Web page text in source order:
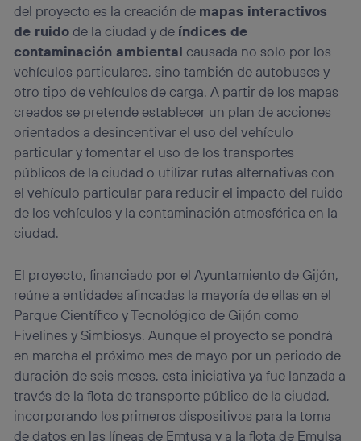
del proyecto es la creación de mapas interactivos
de ruidode la ciudad y de índices de
contaminación ambiental causada no solo por los
vehículos particulares, sino también de autobuses y
otro tipo de vehículos de carga. A partir de los mapas
creados se pretende establecer un plan de acciones
orientados a desincentivar el uso del vehículo
particular y fomentar el uso de los transportes
públicos de la ciudad o utilizar rutas alternativas con
el vehículo particular para reducir el impacto del ruido
de los vehículos y la contaminación atmosférica en la
ciudad.
El proyecto, financiado por el Ayuntamiento de Gijón,
reúne a entidades afincadas la mayoría de ellas en el
Parque Científico y Tecnológico de Gijón como
Fivelines y Simbiosys. Aunque el proyecto se pondrá
en marcha el próximo mes de mayo por un periodo de
duración de seis meses, esta iniciativa ya fue lanzada a
través de la flota de transporte público de la ciudad,
incorporando los primeros dispositivos para la toma
de datos en las líneas de Emtusa y a la flota de Emulsa